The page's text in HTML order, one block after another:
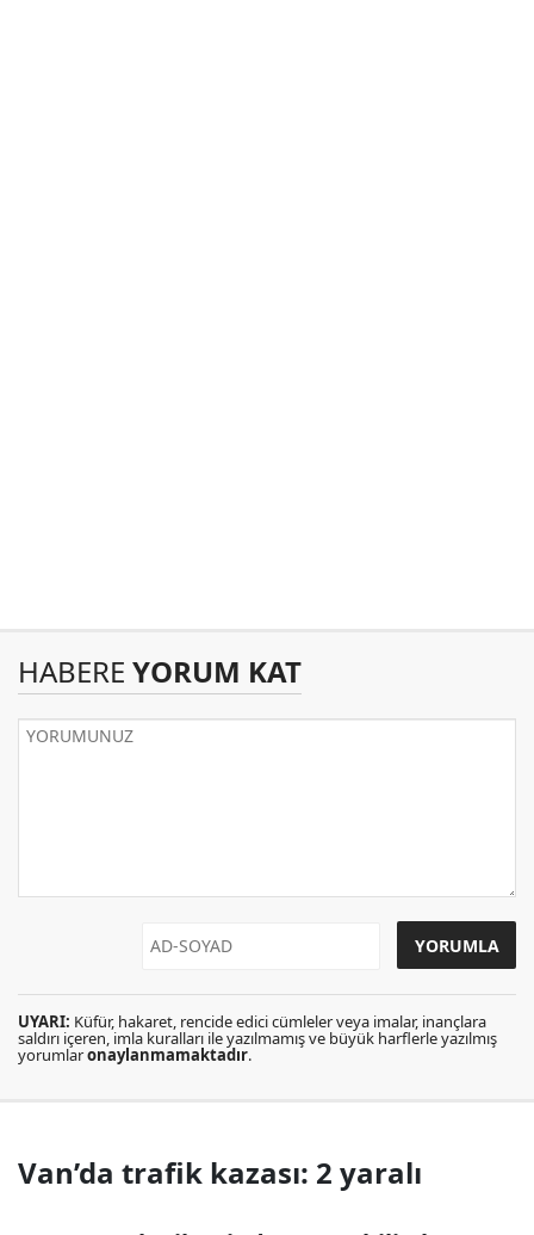
HABERE YORUM KAT
UYARI: Küfür, hakaret, rencide edici cümleler veya imalar, inançlara
saldırı içeren, imla kuralları ile yazılmamış ve büyük harflerle yazılmış
yorumlaronaylanmamaktadır.
Van’da trafik kazası: 2 yaralı